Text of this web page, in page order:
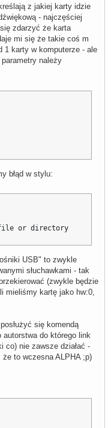
kanałów
6 kanałów więc
z jakiej karty idzie
- najczęściej
zdarzyć że karta
mi się że takie coś m
1 karty w komputerze - ale
należy
błąd w stylu:
file or directory
USB" to zwykle
słuchawkami - tak
(zwykle będzie
mieliśmy kartę jako hw:0,
się komendą
do którego link
co) nie zawsze działać -
że to wczesna ALPHA ;p)